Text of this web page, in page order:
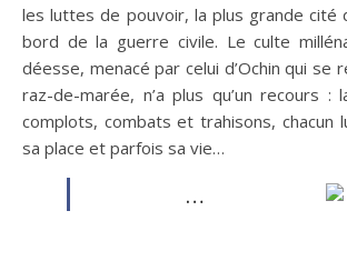
les luttes de pouvoir, la plus grande cité
bord de la guerre civile. Le culte
déesse, menacé par celui d’Ochin qui se
raz-de-marée, n’a plus qu’un recours :
complots, combats et trahisons, chacun
sa place et parfois sa vie…
…